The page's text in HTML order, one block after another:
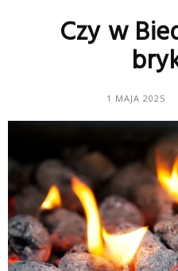
Czy w
1 MAJA 2025